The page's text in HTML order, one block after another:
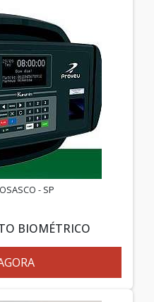
- SP
BIOMÉTRICO